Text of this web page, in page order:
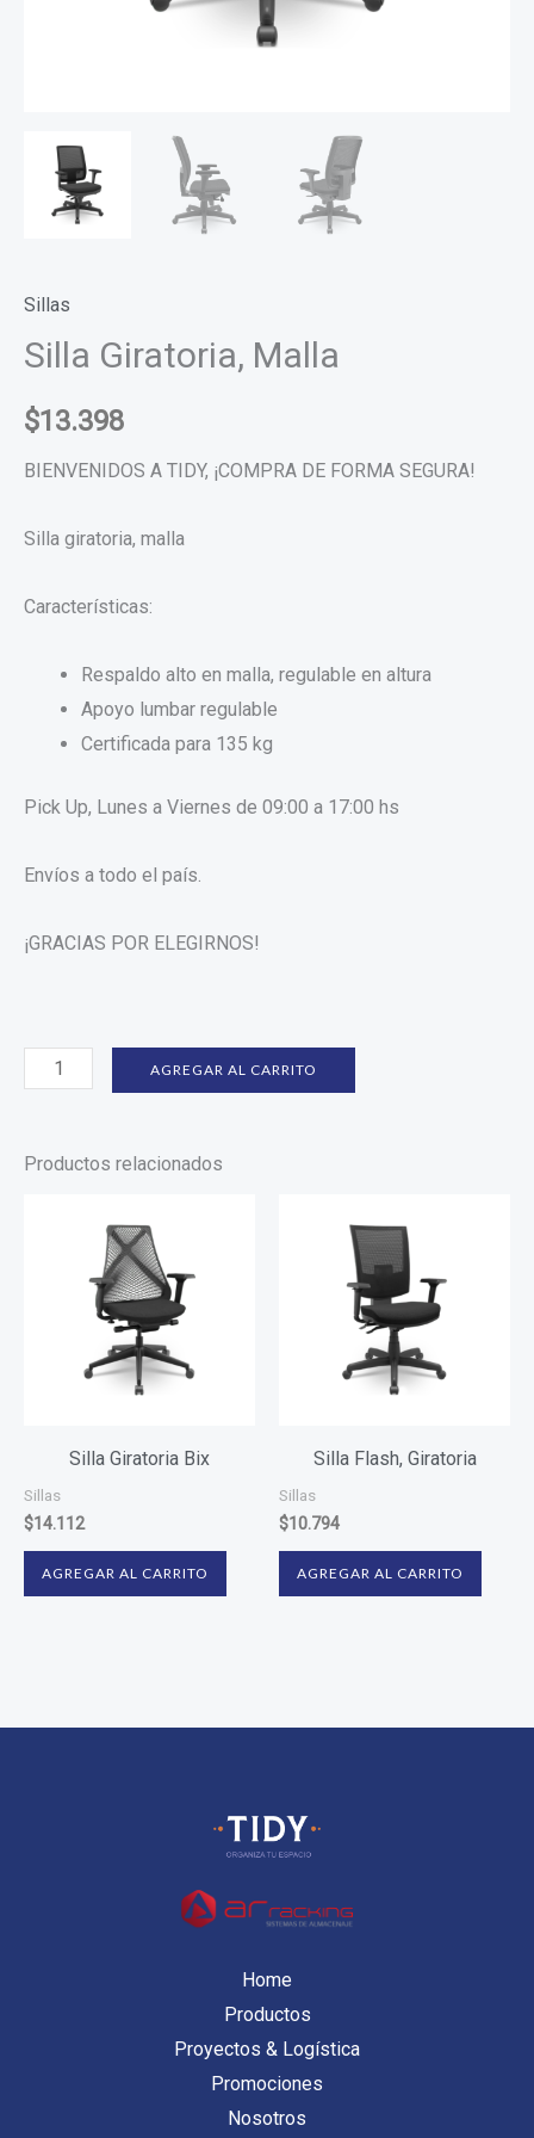
Sillas
Silla Giratoria, Malla
$13.398
BIENVENIDOS A TIDY, ¡COMPRA DE FORMA SEGURA!
Silla giratoria, malla
Características:
Respaldo alto en malla, regulable en altura
Apoyo lumbar regulable
Certificada para 135 kg
Pick Up, Lunes a Viernes de 09:00 a 17:00 hs
Envíos a todo el país.
¡GRACIAS POR ELEGIRNOS!
AGREGAR AL CARRITO
Productos relacionados
Silla Giratoria Bix
Sillas
$14.112
AGREGAR AL CARRITO
Silla Flash, Giratoria
Sillas
$10.794
AGREGAR AL CARRITO
Home
Productos
Proyectos & Logística
Promociones
Nosotros